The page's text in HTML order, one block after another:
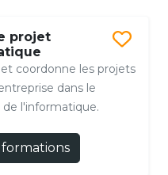
projet
coordonne les projets
dans le
l'informatique.